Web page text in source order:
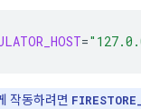
=
작동하려면